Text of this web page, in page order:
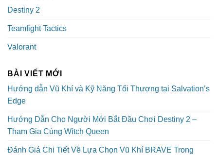
Destiny 2
Teamfight Tactics
Valorant
BÀI VIẾT MỚI
Hướng dẫn Vũ Khí và Kỹ Năng Tối Thượng tại Salvation’s
Edge
Hướng Dẫn Cho Người Mới Bắt Đầu Chơi Destiny 2 –
Tham Gia Cùng Witch Queen
Đánh Giá Chi Tiết Về Lựa Chọn Vũ Khí BRAVE Trong